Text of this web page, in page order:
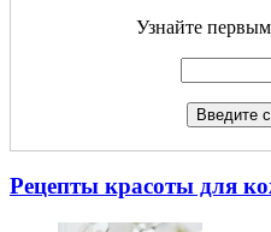
Узнайте
Рецепты красоты для